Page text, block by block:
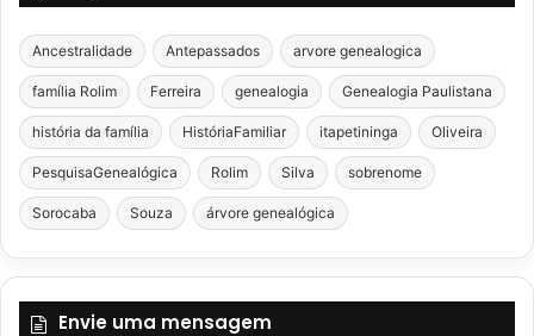
Ancestralidade Antepassados arvore genealogica
família Rolim Ferreira genealogia Genealogia Paulistana
história da família HistóriaFamiliar itapetininga Oliveira
PesquisaGenealógica Rolim Silva sobrenome
Sorocaba Souza árvore genealógica
Envie uma mensagem